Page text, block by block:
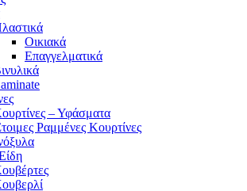
Οικιακά
Επαγγελματικά
– Υφάσματα
Ραμμένες Κουρτίνες